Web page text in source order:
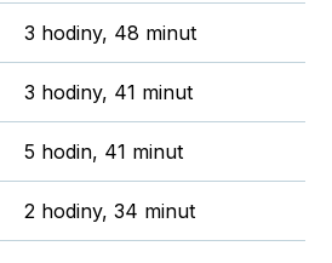
3 hodiny, 48 minut
3 hodiny, 41 minut
5 hodin, 41 minut
2 hodiny, 34 minut